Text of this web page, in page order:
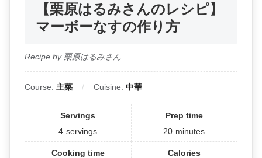
【栗原はるみさんのレシピ】
マーボーなすの作り方
Recipe by 栗原はるみさん
Course: 主菜 Cuisine: 中華
Servings
4 servings
Prep time
20 minutes
Cooking time Calories